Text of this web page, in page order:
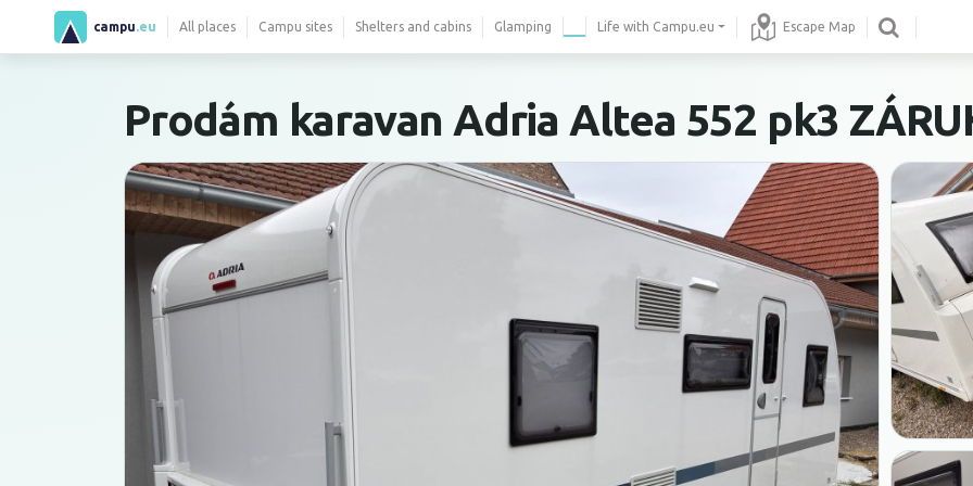
campu .eu All places Campu sites Shelters and cabins Glamping Life with Campu.eu Escape Map
Prodám karavan Adria Altea 552 pk3